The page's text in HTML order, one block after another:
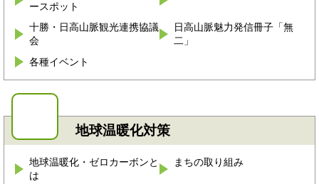
ースポット
十勝・日高山脈観光連携協議
会
日高山脈魅力発信冊子「無
二」
各種イベント
地球温暖化対策
地球温暖化・ゼロカーボンと
は
まちの取り組み